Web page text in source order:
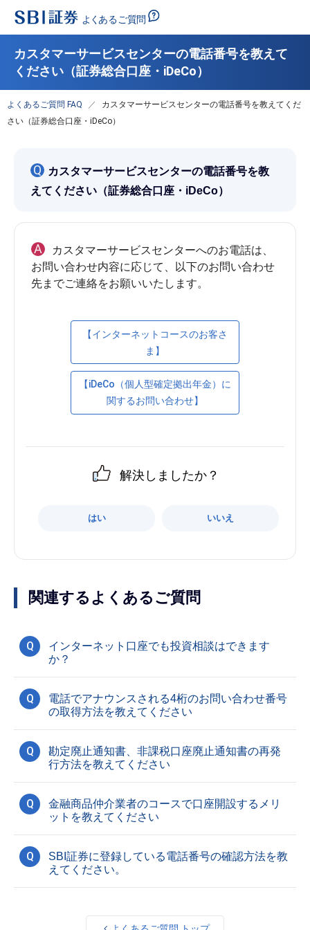
カスタマーサービスセンターの電話番号を教えて
ください（証券総合口座・iDeCo）
よくあるご質問 FAQ
カスタマーサービスセンターの電話番号を教えてくだ
さい（証券総合口座・iDeCo）
Q
カスタマーサービスセンターの電話番号を教
えてください（証券総合口座・iDeCo）
A
カスタマーサービスセンターへのお電話は、
お問い合わせ内容に応じて、以下のお問い合わせ
先までご連絡をお願いいたします。
【インターネットコースのお客さ
ま】
【iDeCo（個人型確定拠出年金）に
関するお問い合わせ】
解決しましたか？
はい いいえ
関連するよくあるご質問
Q
インターネット口座でも投資相談はできます
か？
Q
電話でアナウンスされる4桁のお問い合わせ番号
の取得方法を教えてください
Q
勘定廃止通知書、非課税口座廃止通知書の再発
行方法を教えてください
Q
金融商品仲介業者のコースで口座開設するメリ
ットを教えてください
Q
SBI証券に登録している電話番号の確認方法を教
えてください。